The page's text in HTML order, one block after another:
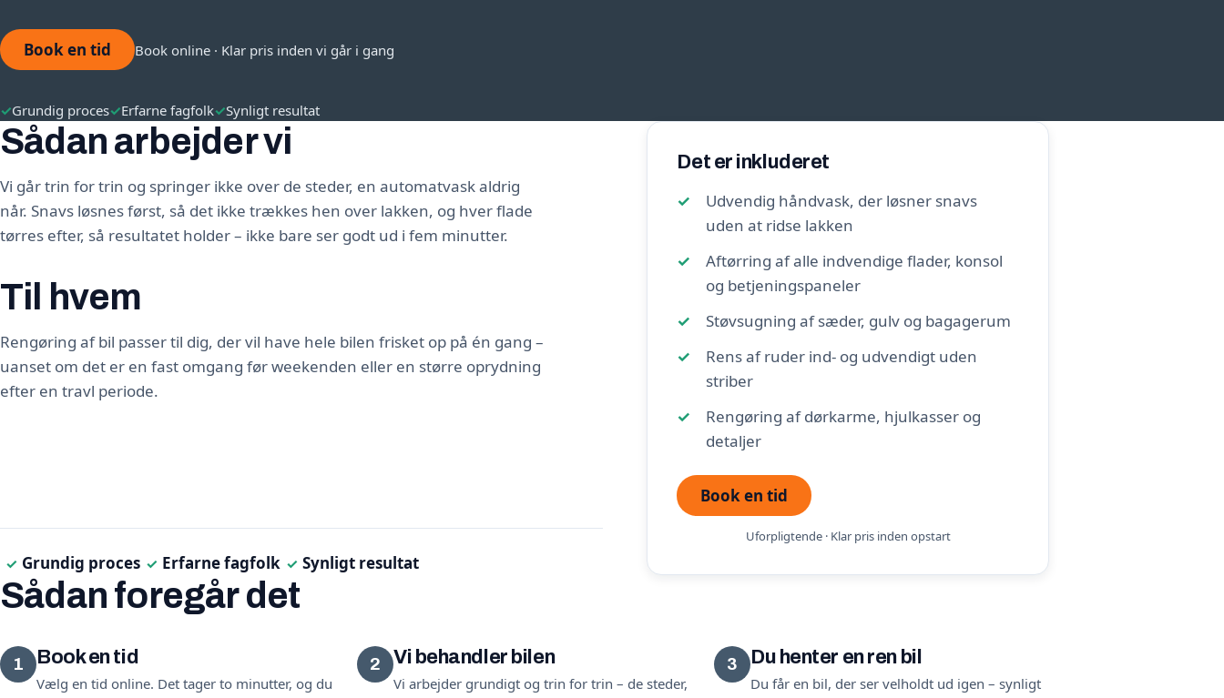
Book en tid Book online · Klar pris inden vi går i gang
✓Grundig proces✓Erfarne fagfolk✓Synligt resultat
Sådan arbejder vi
Vi går trin for trin og springer ikke over de steder, en automatvask aldrig
når. Snavs løsnes først, så det ikke trækkes hen over lakken, og hver flade
tørres efter, så resultatet holder – ikke bare ser godt ud i fem minutter.
Til hvem
Rengøring af bil passer til dig, der vil have hele bilen frisket op på én gang –
uanset om det er en fast omgang før weekenden eller en større oprydning
efter en travl periode.
✓ Grundig proces ✓ Erfarne fagfolk ✓ Synligt resultat
Det er inkluderet
Udvendig håndvask, der løsner snavs
uden at ridse lakken
Aftørring af alle indvendige flader, konsol
og betjeningspaneler
Støvsugning af sæder, gulv og bagagerum
Rens af ruder ind- og udvendigt uden
striber
Rengøring af dørkarme, hjulkasser og
detaljer
Book en tid
Uforpligtende · Klar pris inden opstart
Sådan foregår det
1 Book en tid
Vælg en tid online. Det tager to minutter, og du
2 Vi behandler bilen
Vi arbejder grundigt og trin for trin – de steder,
3 Du henter en ren bil
Du får en bil, der ser velholdt ud igen – synligt